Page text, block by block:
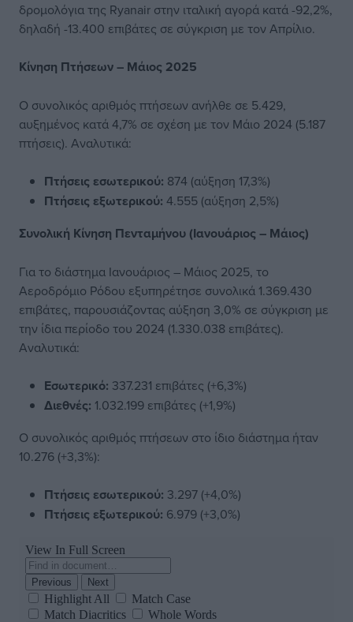
δρομολόγια της Ryanair στην ιταλική αγορά κατά -92,2%,
δηλαδή -13.400 επιβάτες σε σύγκριση με τον Απρίλιο.
Κίνηση Πτήσεων – Μάιος 2025
Ο συνολικός αριθμός πτήσεων ανήλθε σε 5.429,
αυξημένος κατά 4,7% σε σχέση με τον Μάιο 2024 (5.187
πτήσεις). Αναλυτικά:
Πτήσεις εσωτερικού: 874 (αύξηση 17,3%)
Πτήσεις εξωτερικού: 4.555 (αύξηση 2,5%)
Συνολική Κίνηση Πενταμήνου (Ιανουάριος – Μάιος)
Για το διάστημα Ιανουάριος – Μάιος 2025, το
Αεροδρόμιο Ρόδου εξυπηρέτησε συνολικά 1.369.430
επιβάτες, παρουσιάζοντας αύξηση 3,0% σε σύγκριση με
την ίδια περίοδο του 2024 (1.330.038 επιβάτες).
Αναλυτικά:
Εσωτερικό: 337.231 επιβάτες (+6,3%)
Διεθνές: 1.032.199 επιβάτες (+1,9%)
Ο συνολικός αριθμός πτήσεων στο ίδιο διάστημα ήταν
10.276 (+3,3%):
Πτήσεις εσωτερικού: 3.297 (+4,0%)
Πτήσεις εξωτερικού: 6.979 (+3,0%)